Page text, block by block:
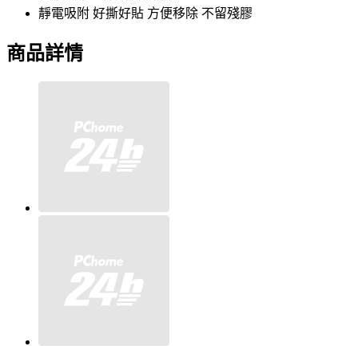
靜電吸附 好撕好貼 方便移除 不留殘膠
商品詳情